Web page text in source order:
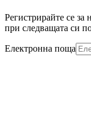
Регистрирайте се
при следващата си
Електронна поща